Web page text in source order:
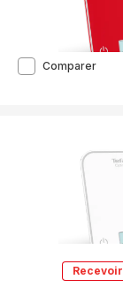
Comparer
5
Kg,